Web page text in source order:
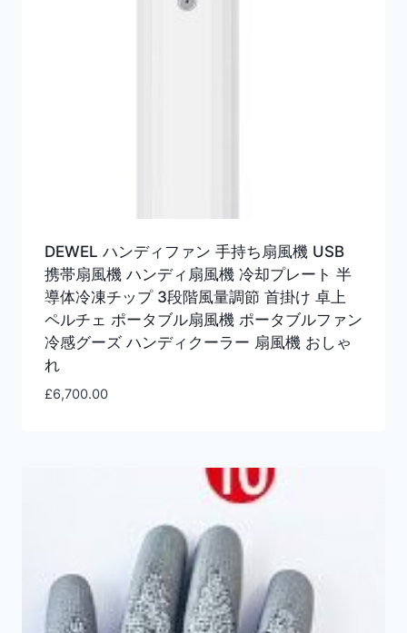
DEWEL ハンディファン 手持ち扇風機 USB
携帯扇風機 ハンディ扇風機 冷却プレート 半
導体冷凍チップ 3段階風量調節 首掛け 卓上
ペルチェ ポータブル扇風機 ポータブルファン
冷感グーズ ハンディクーラー 扇風機 おしゃ
れ
£6,700.00